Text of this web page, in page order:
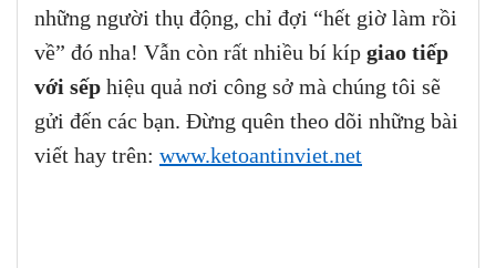
những người thụ động, chỉ đợi “hết giờ làm rồi
về” đó nha! Vẫn còn rất nhiều bí kíp giao tiếp
với sếp hiệu quả nơi công sở mà chúng tôi sẽ
gửi đến các bạn. Đừng quên theo dõi những bài
viết hay trên: www.ketoantinviet.net